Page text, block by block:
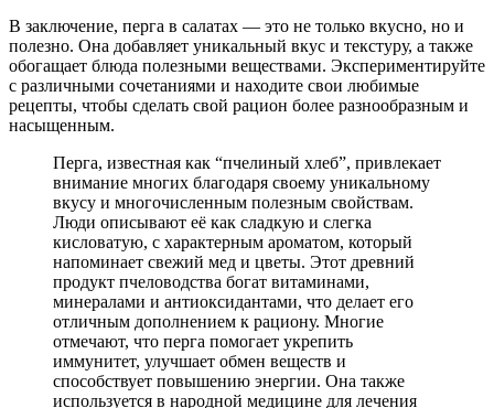
В заключение, перга в салатах — это не только вкусно, но и
полезно. Она добавляет уникальный вкус и текстуру, а также
обогащает блюда полезными веществами. Экспериментируйте
с различными сочетаниями и находите свои любимые
рецепты, чтобы сделать свой рацион более разнообразным и
насыщенным.
Перга, известная как “пчелиный хлеб”, привлекает
внимание многих благодаря своему уникальному
вкусу и многочисленным полезным свойствам.
Люди описывают её как сладкую и слегка
кисловатую, с характерным ароматом, который
напоминает свежий мед и цветы. Этот древний
продукт пчеловодства богат витаминами,
минералами и антиоксидантами, что делает его
отличным дополнением к рациону. Многие
отмечают, что перга помогает укрепить
иммунитет, улучшает обмен веществ и
способствует повышению энергии. Она также
используется в народной медицине для лечения